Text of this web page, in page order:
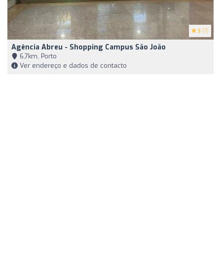
3 (7)
Agência Abreu - Shopping Campus São João
6,7km, Porto
Ver endereço e dados de contacto